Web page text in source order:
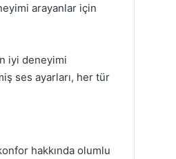
arayanlar için
iyi deneyimi
ses ayarları, her tür
hakkında olumlu